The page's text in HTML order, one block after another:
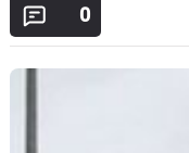
Forum
Scooters
0